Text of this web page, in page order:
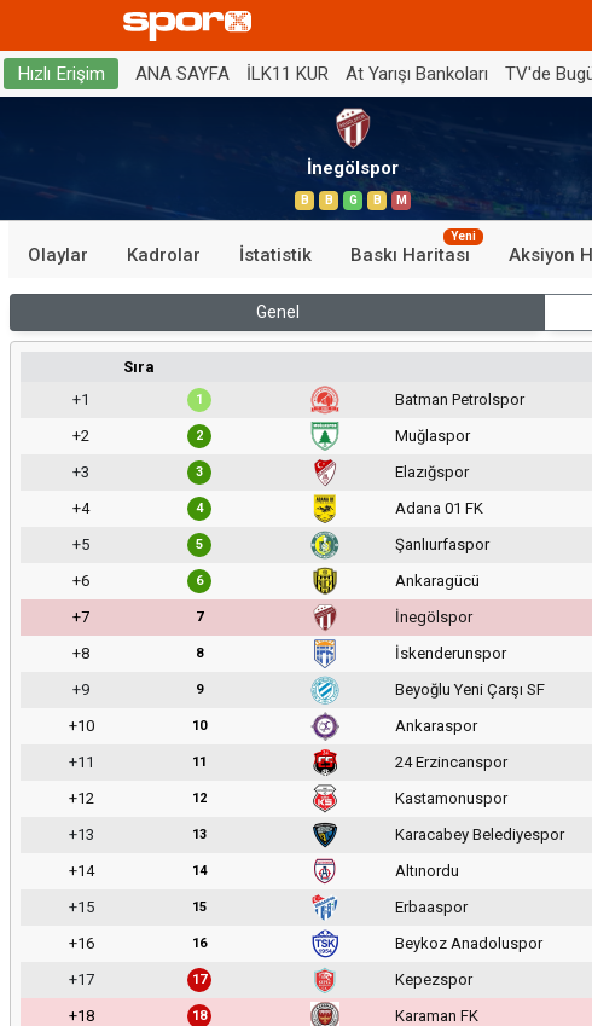
Hızlı Erişim ANA SAYFA İLK11 KUR At Yarışı Bankoları TV'de
İnegölspor
B B G B M
Olaylar Kadrolar İstatistik Baskı Haritası
Yeni
Aksiyon
Genel
Sıra
+1
1 Batman Petrolspor
+2
2 Muğlaspor
+3
3 Elazığspor
+4
4 Adana 01 FK
+5
5 Şanlıurfaspor
+6
6 Ankaragücü
+7
7 İnegölspor
+8
8 İskenderunspor
+9
9 Beyoğlu Yeni Çarşı SF
+10
10 Ankaraspor
+11
11 24 Erzincanspor
+12
12 Kastamonuspor
+13
13 Karacabey Belediyespor
+14
14 Altınordu
+15
15 Erbaaspor
+16
16 Beykoz Anadoluspor
+17
17 Kepezspor
+18
18 Karaman FK